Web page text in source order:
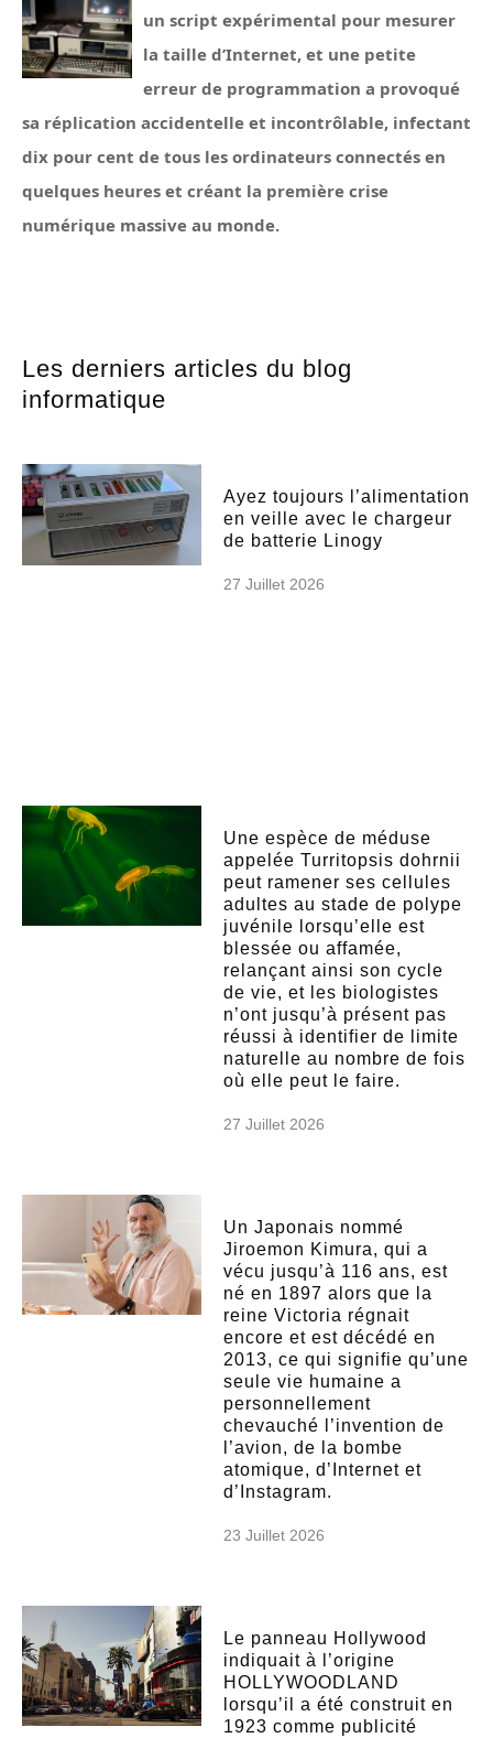
un script expérimental pour mesurer
la taille d’Internet, et une petite
erreur de programmation a provoqué
sa réplication accidentelle et incontrôlable, infectant
dix pour cent de tous les ordinateurs connectés en
quelques heures et créant la première crise
numérique massive au monde.
Les derniers articles du blog
informatique
Ayez toujours l’alimentation
en veille avec le chargeur
de batterie Linogy
27 Juillet 2026
Une espèce de méduse
appelée Turritopsis dohrnii
peut ramener ses cellules
adultes au stade de polype
juvénile lorsqu’elle est
blessée ou affamée,
relançant ainsi son cycle
de vie, et les biologistes
n’ont jusqu’à présent pas
réussi à identifier de limite
naturelle au nombre de fois
où elle peut le faire.
27 Juillet 2026
Un Japonais nommé
Jiroemon Kimura, qui a
vécu jusqu’à 116 ans, est
né en 1897 alors que la
reine Victoria régnait
encore et est décédé en
2013, ce qui signifie qu’une
seule vie humaine a
personnellement
chevauché l’invention de
l’avion, de la bombe
atomique, d’Internet et
d’Instagram.
23 Juillet 2026
Le panneau Hollywood
indiquait à l’origine
HOLLYWOODLAND
lorsqu’il a été construit en
1923 comme publicité